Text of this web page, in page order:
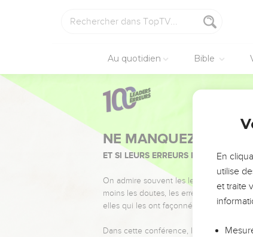
Au quotidien Bible
NE MANQUEZ PAS
ET SI LEURS ERREURS POUVAIENT
On admire souvent les leaders pour
moins les doutes, les erreurs et les
elles qui les ont façonnés.
Dans cette conférence, leaders,
En
utilise
et traite